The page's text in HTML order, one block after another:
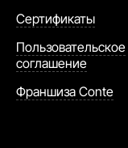
Сертификаты
Пользовательское
соглашение
Франшиза Conte